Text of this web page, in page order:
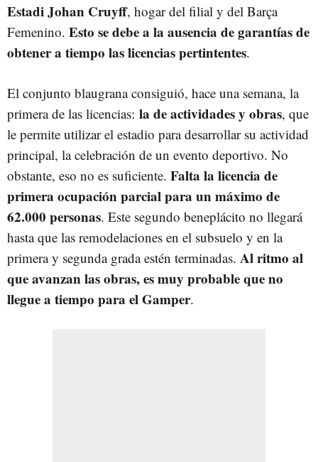
Estadi Johan Cruyff, hogar del filial y del Barça
Femenino. Esto se debe a la ausencia de garantías de
obtener a tiempo las licencias pertintentes.
El conjunto blaugrana consiguió, hace una semana, la
primera de las licencias: la de actividades y obras, que
le permite utilizar el estadio para desarrollar su actividad
principal, la celebración de un evento deportivo. No
obstante, eso no es suficiente. Falta la licencia de
primera ocupación parcial para un máximo de
62.000 personas. Este segundo beneplácito no llegará
hasta que las remodelaciones en el subsuelo y en la
primera y segunda grada estén terminadas. Al ritmo al
que avanzan las obras, es muy probable que no
llegue a tiempo para el Gamper.